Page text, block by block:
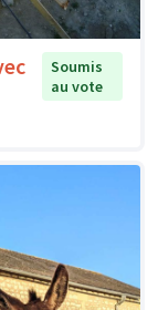
Soumis
au vote